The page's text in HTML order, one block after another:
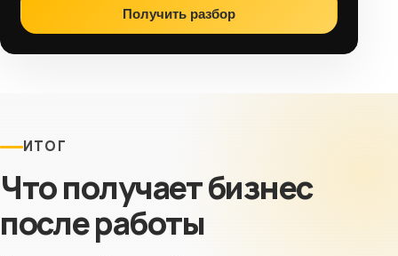
Получить разбор
ИТОГ
Что получает бизнес
после работы